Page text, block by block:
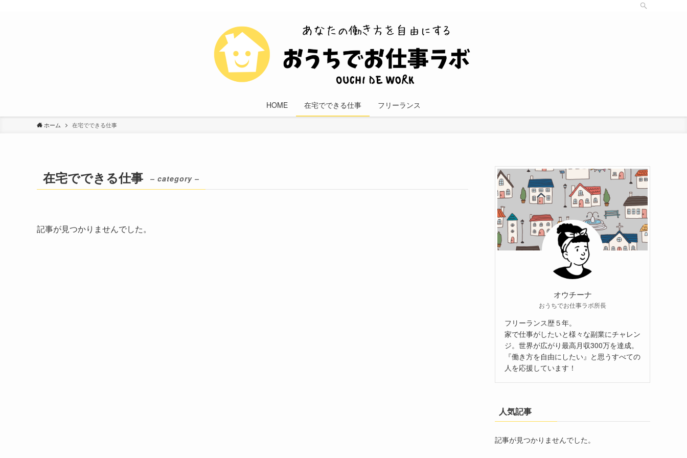
HOME 在宅でできる仕事 フリーランス
ホーム 在宅でできる仕事
在宅でできる仕事 – category –
記事が見つかりませんでした。
オウチーナ
おうちでお仕事ラボ所長
フリーランス歴５年。
家で仕事がしたいと様々な副業にチャレン
ジ。世界が広がり最高月収300万を達成。
『働き方を自由にしたい』と思うすべての
人を応援しています！
人気記事
記事が見つかりませんでした。